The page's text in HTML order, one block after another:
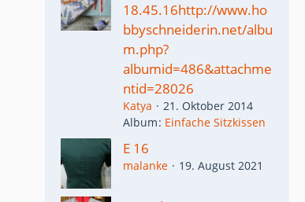
18.45.16http://www.ho
bbyschneiderin.net/albu
m.php?
albumid=486&attachme
ntid=28026
Katya
21. Oktober 2014
Album Einfache Sitzkissen
E 16
malanke 19. August 2021